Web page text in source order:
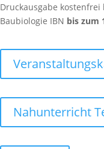
Druckausgabe kostenfrei
Baubiologie IBN bis zum
Nahunterricht